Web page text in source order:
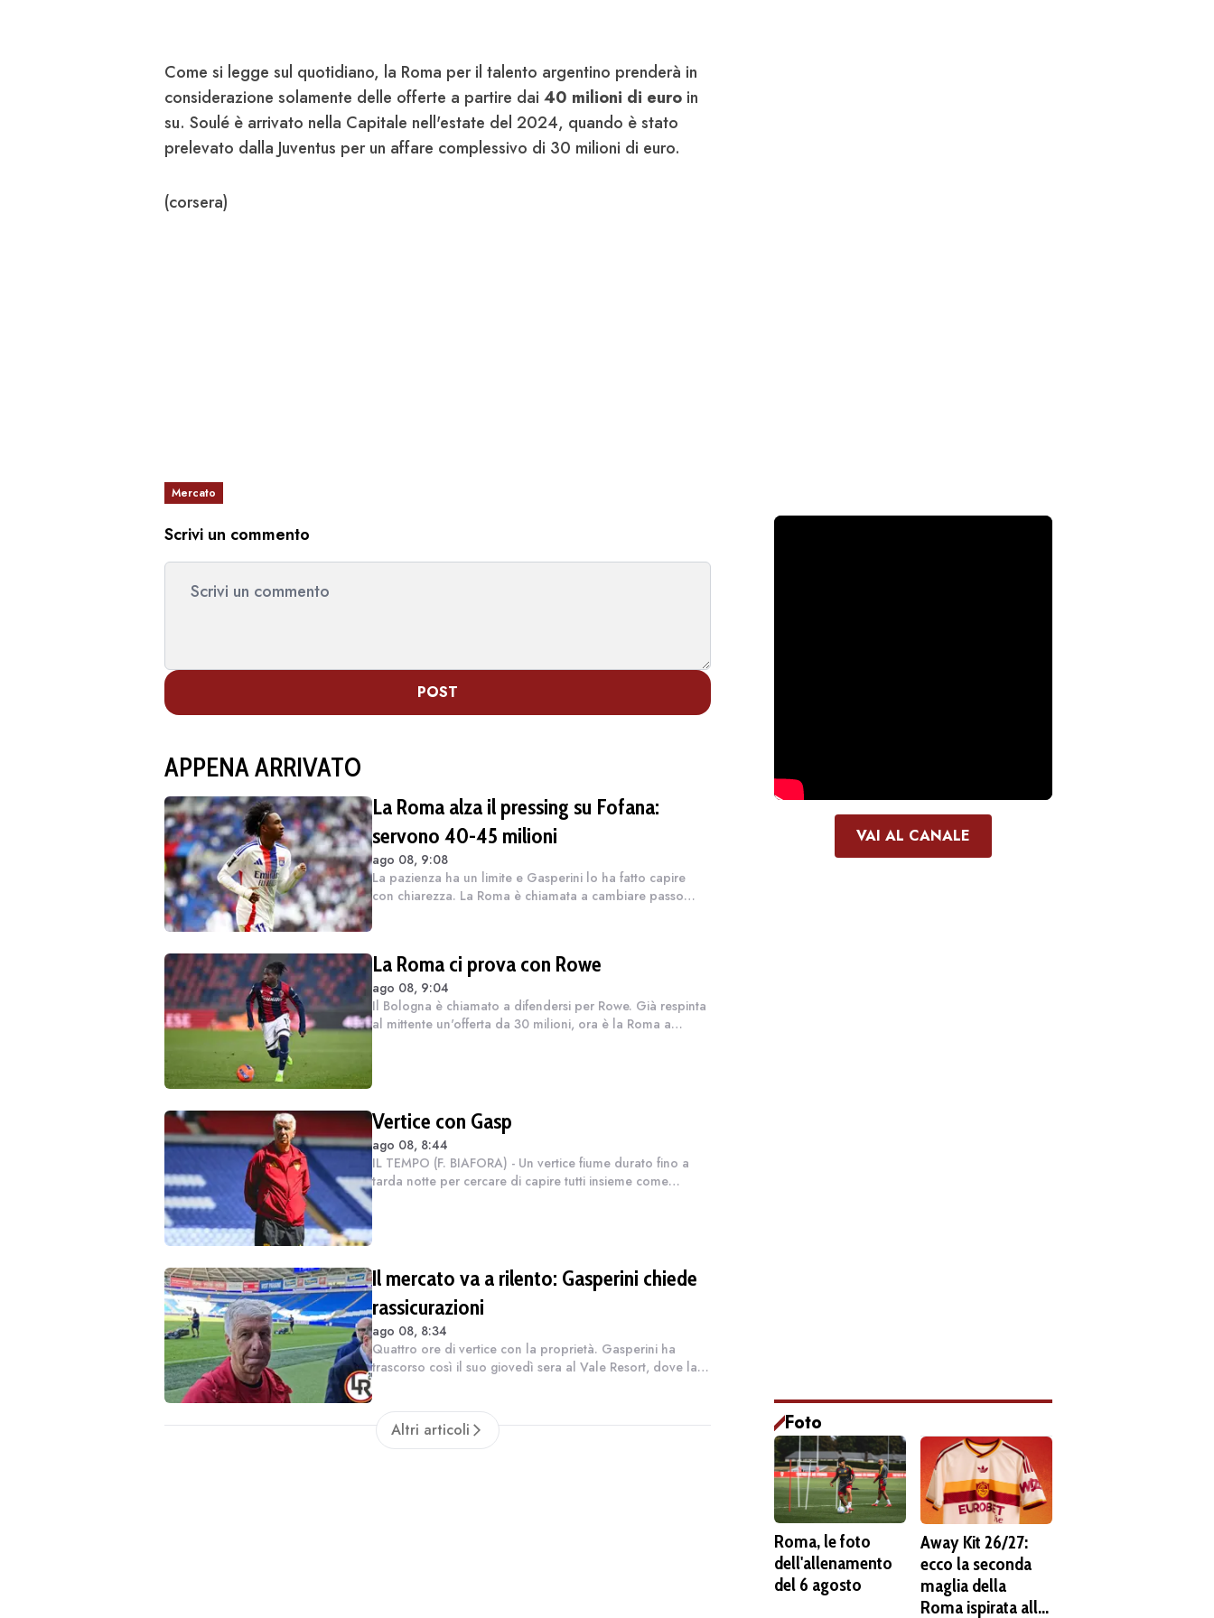
Come si legge sul quotidiano, la Roma per il talento argentino prenderà in
considerazione solamente delle offerte a partire dai 40 milioni di euro in
su. Soulé è arrivato nella Capitale nell'estate del 2024, quando è stato
prelevato dalla Juventus per un affare complessivo di 30 milioni di euro.
(corsera)
Mercato
Scrivi un commento
POST
APPENA ARRIVATO
La Roma alza il pressing su Fofana:
servono 40-45 milioni
ago 08, 9:08
La pazienza ha un limite e Gasperini lo ha fatto capire
con chiarezza. La Roma è chiamata a cambiare passo
La Roma ci prova con Rowe
ago 08, 9:04
Il Bologna è chiamato a difendersi per Rowe. Già respinta
al mittente un'offerta da 30 milioni, ora è la Roma a
Vertice con Gasp
ago 08, 8:44
IL TEMPO (F. BIAFORA) - Un vertice fiume durato fino a
tarda notte per cercare di capire tutti insieme come
Il mercato va a rilento: Gasperini chiede
rassicurazioni
ago 08, 8:34
Quattro ore di vertice con la proprietà. Gasperini ha
trascorso così il suo giovedì sera al Vale Resort, dove la
Altri articoli
VAI AL CANALE
Foto
Roma, le foto
dell'allenamento
del 6 agosto
Away Kit 26/27:
ecco la seconda
maglia della
Roma ispirata alla